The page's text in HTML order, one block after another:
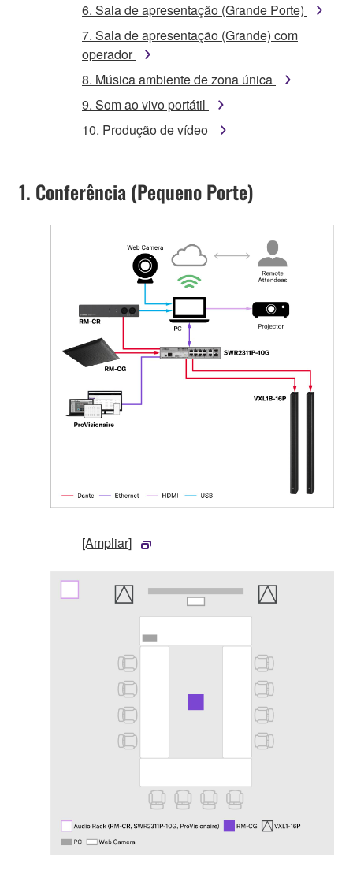
6. Sala de apresentação (Grande Porte)
7. Sala de apresentação (Grande) com
operador
8. Música ambiente de zona única
9. Som ao vivo portátil
10. Produção de vídeo
1. Conferência (Pequeno Porte)
[Ampliar]